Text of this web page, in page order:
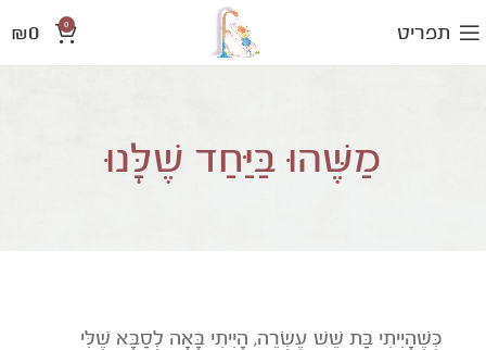
תפריט 0
₪0
מַשֶּׁהוּ בַּיַּחַד שֶׁלָּנוּ
כְּשֶׁהָיִיתִי בַּת שֵׁשׁ עֶשְׂרֵה, הָיִיתִי בָּאָה לְסַבָּא שֶׁלִּי